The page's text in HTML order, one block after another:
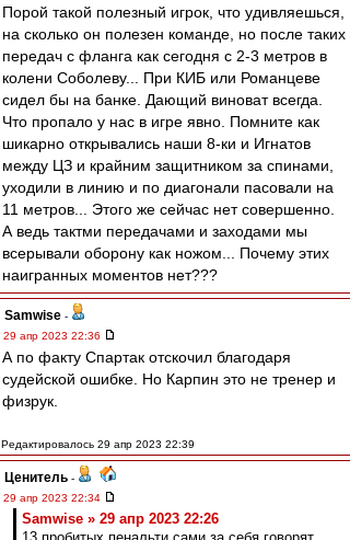
Порой такой полезный игрок, что удивляешься,
на сколько он полезен команде, но после таких
передач с фланга как сегодня с 2-3 метров в
колени Соболеву... При КИБ или Романцеве
сидел бы на банке. Дающий виноват всегда.
Что пропало у нас в игре явно. Помните как
шикарно открывались наши 8-ки и Игнатов
между ЦЗ и крайним защитником за спинами,
уходили в линию и по диагонали пасовали на
11 метров... Этого же сейчас нет совершенно.
А ведь тактми передачами и заходами мы
всерывали оборону как ножом... Почему этих
наигранных моментов нет???
Samwise -
29 апр 2023 22:36
А по факту Спартак отскочил благодаря
судейской ошибке. Но Карпин это не тренер и
физрук.
Редактировалось 29 апр 2023 22:39
Ценитель -
29 апр 2023 22:34
Samwise » 29 апр 2023 22:26